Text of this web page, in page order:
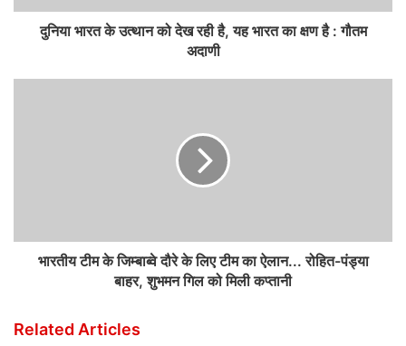
दुनिया भारत के उत्थान को देख रही है, यह भारत का क्षण है : गौतम
अदाणी
भारतीय टीम के जिम्बाब्वे दौरे के लिए टीम का ऐलान... रोहित-पंड्या
बाहर, शुभमन गिल को मिली कप्तानी
Related Articles